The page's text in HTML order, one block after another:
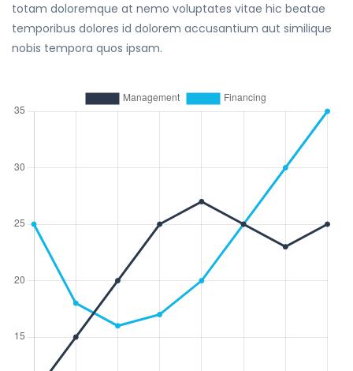
totam doloremque at nemo voluptates vitae hic beatae
temporibus dolores id dolorem accusantium aut similique
nobis tempora quos ipsam.